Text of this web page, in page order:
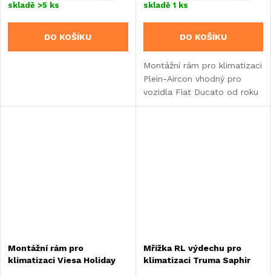
skladě >5 ks
DO KOŠÍKU
skladě1 ks
DO KOŠÍKU
Montážní rám pro klimatizaci
Plein-Aircon vhodný pro
vozidla Fiat Ducato od roku
výroby 2006.
Montážní rám pro
klimatizaci Viesa Holiday
Mřížka RL výdechu pro
klimatizaci Truma Saphir